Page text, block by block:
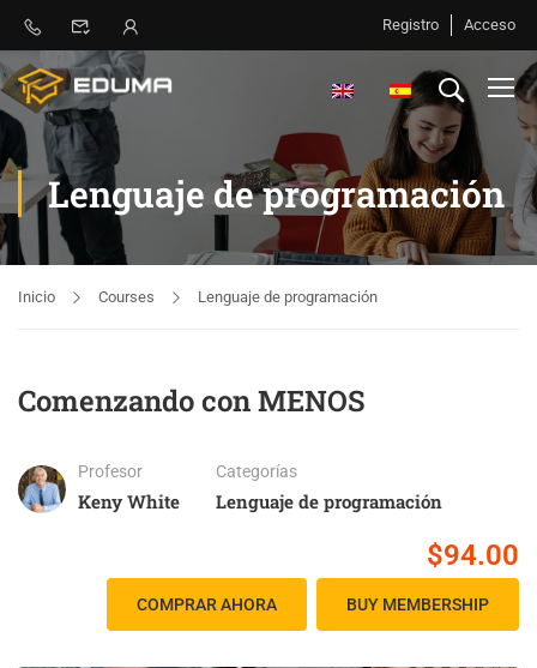
Registro Acceso
Lenguaje de programación
Inicio Courses Lenguaje de programación
Comenzando con MENOS
Profesor
Keny White
Categorías
Lenguaje de programación
$94.00
COMPRAR AHORA BUY MEMBERSHIP